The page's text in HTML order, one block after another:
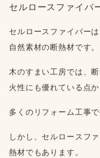
セルロースファイバ
セルロースファイバー
自然素材の断熱材です。
木のすまい工房では、
火性にも優れている点か
多くのリフォーム工事で
しかし、セルロースフ
熱材でもあります。